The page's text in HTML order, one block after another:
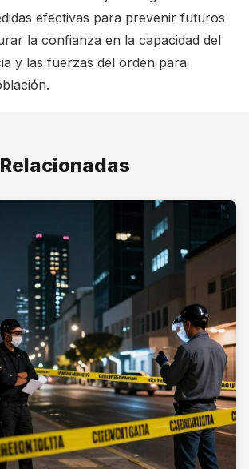
efectivas para prevenir futuros
la confianza en la capacidad del
y las fuerzas del orden para